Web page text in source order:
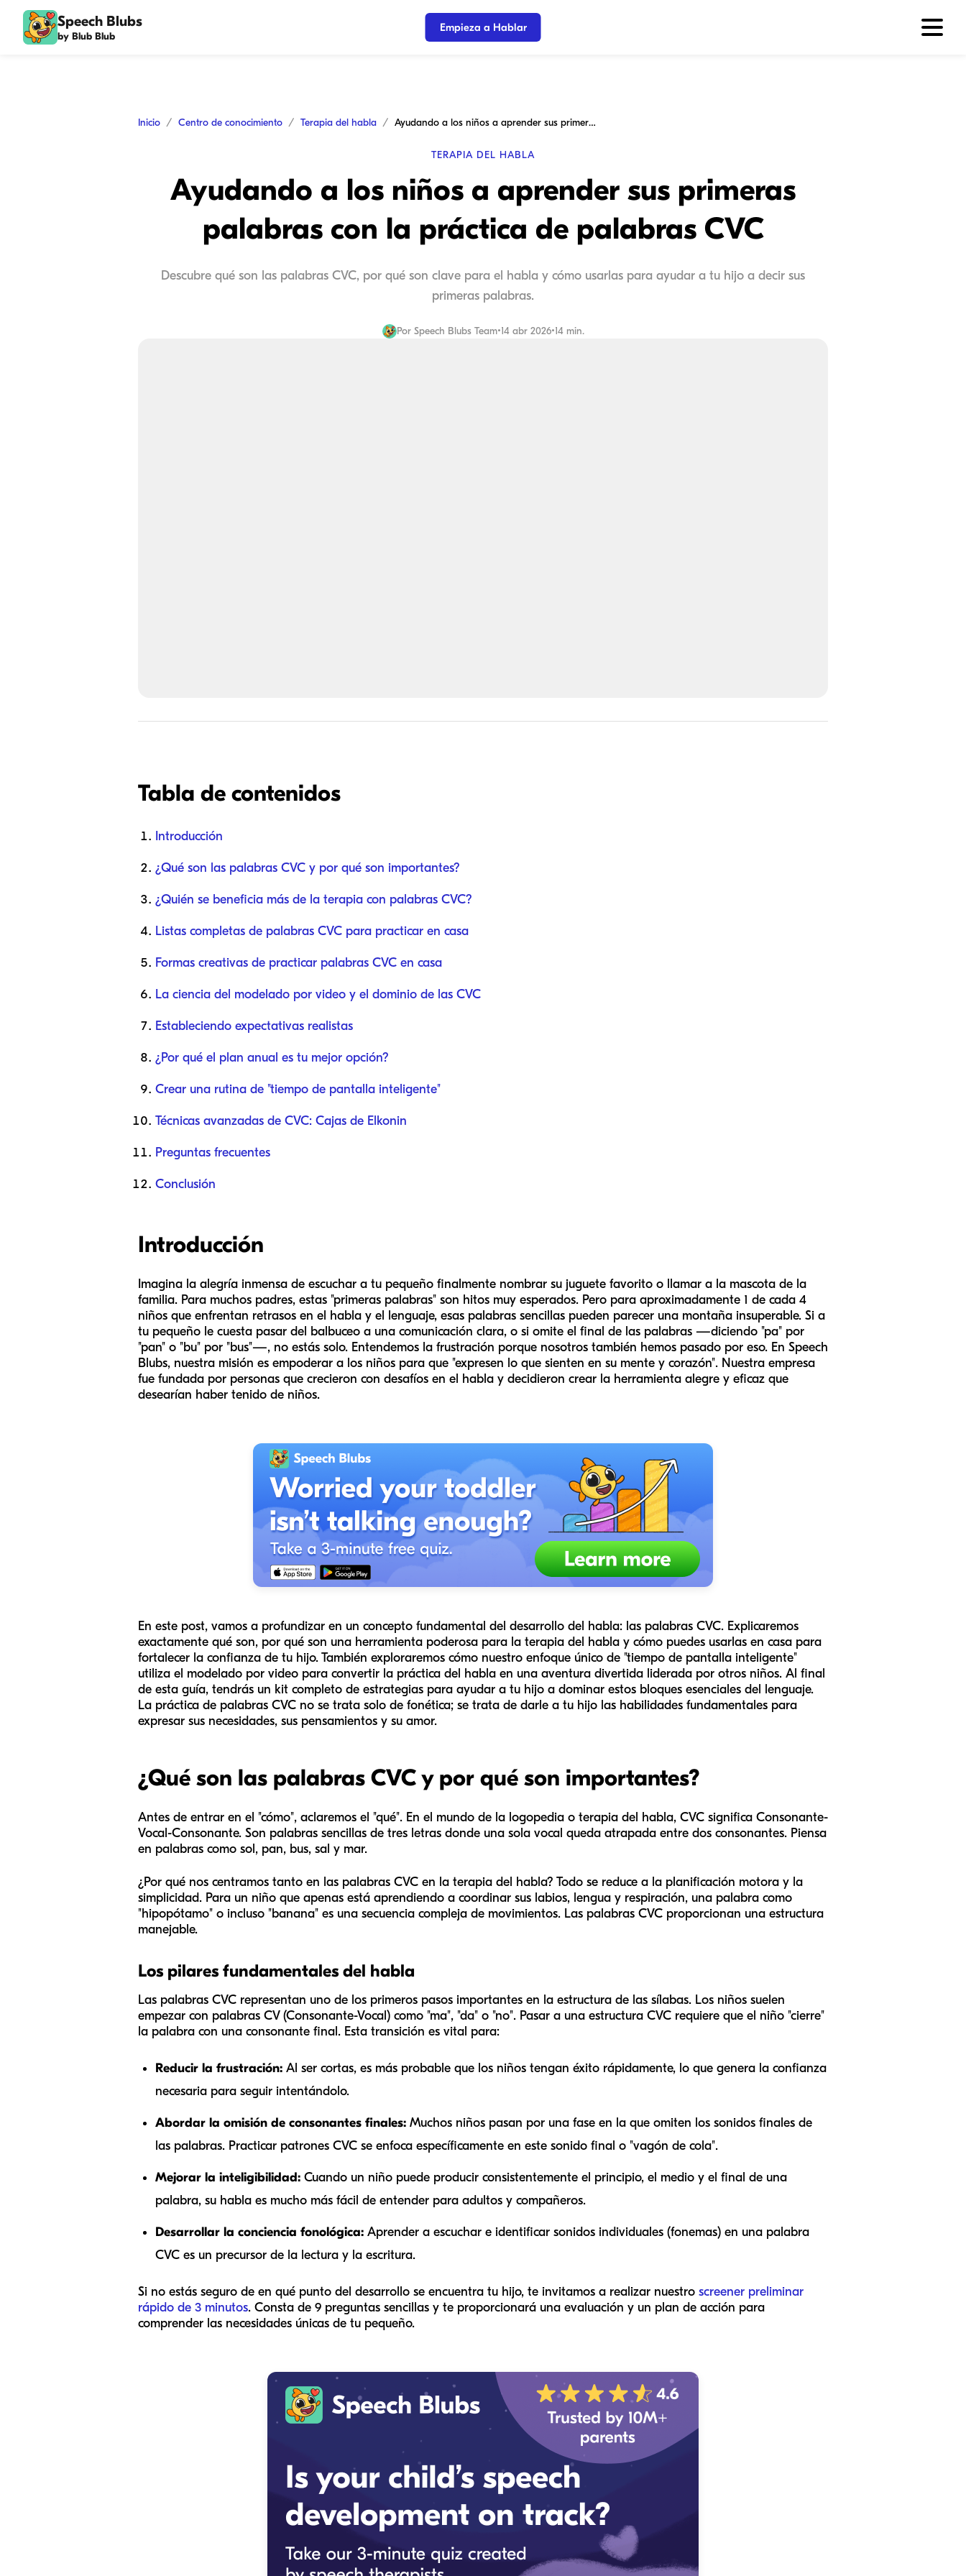
Speech Blubs
by Blub Blub
Empieza a Hablar
Inicio Centro de conocimiento Terapia del habla Ayudando a los niños a aprender sus primeras palabras con la práctica de palabras CVC
TERAPIA DEL HABLA
Ayudando a los niños a aprender sus primeras
palabras con la práctica de palabras CVC
Descubre qué son las palabras CVC, por qué son clave para el habla y cómo usarlas para ayudar a tu hijo a decir sus
primeras palabras.
Por Speech Blubs Team•14 abr 2026•14 min.
Tabla de contenidos
Introducción
¿Qué son las palabras CVC y por qué son importantes?
¿Quién se beneficia más de la terapia con palabras CVC?
Listas completas de palabras CVC para practicar en casa
Formas creativas de practicar palabras CVC en casa
La ciencia del modelado por video y el dominio de las CVC
Estableciendo expectativas realistas
¿Por qué el plan anual es tu mejor opción?
Crear una rutina de "tiempo de pantalla inteligente"
Técnicas avanzadas de CVC: Cajas de Elkonin
Preguntas frecuentes
Conclusión
Introducción
Imagina la alegría inmensa de escuchar a tu pequeño finalmente nombrar su juguete favorito o llamar a la mascota de la
familia. Para muchos padres, estas "primeras palabras" son hitos muy esperados. Pero para aproximadamente 1 de cada 4
niños que enfrentan retrasos en el habla y el lenguaje, esas palabras sencillas pueden parecer una montaña insuperable. Si a
tu pequeño le cuesta pasar del balbuceo a una comunicación clara, o si omite el final de las palabras —diciendo "pa" por
"pan" o "bu" por "bus"—, no estás solo. Entendemos la frustración porque nosotros también hemos pasado por eso. En Speech
Blubs, nuestra misión es empoderar a los niños para que "expresen lo que sienten en su mente y corazón". Nuestra empresa
fue fundada por personas que crecieron con desafíos en el habla y decidieron crear la herramienta alegre y eficaz que
desearían haber tenido de niños.
En este post, vamos a profundizar en un concepto fundamental del desarrollo del habla: las palabras CVC. Explicaremos
exactamente qué son, por qué son una herramienta poderosa para la terapia del habla y cómo puedes usarlas en casa para
fortalecer la confianza de tu hijo. También exploraremos cómo nuestro enfoque único de "tiempo de pantalla inteligente"
utiliza el modelado por video para convertir la práctica del habla en una aventura divertida liderada por otros niños. Al final
de esta guía, tendrás un kit completo de estrategias para ayudar a tu hijo a dominar estos bloques esenciales del lenguaje.
La práctica de palabras CVC no se trata solo de fonética; se trata de darle a tu hijo las habilidades fundamentales para
expresar sus necesidades, sus pensamientos y su amor.
¿Qué son las palabras CVC y por qué son importantes?
Antes de entrar en el "cómo", aclaremos el "qué". En el mundo de la logopedia o terapia del habla, CVC significa Consonante-
Vocal-Consonante. Son palabras sencillas de tres letras donde una sola vocal queda atrapada entre dos consonantes. Piensa
en palabras como sol, pan, bus, sal y mar.
¿Por qué nos centramos tanto en las palabras CVC en la terapia del habla? Todo se reduce a la planificación motora y la
simplicidad. Para un niño que apenas está aprendiendo a coordinar sus labios, lengua y respiración, una palabra como
"hipopótamo" o incluso "banana" es una secuencia compleja de movimientos. Las palabras CVC proporcionan una estructura
manejable.
Los pilares fundamentales del habla
Las palabras CVC representan uno de los primeros pasos importantes en la estructura de las sílabas. Los niños suelen
empezar con palabras CV (Consonante-Vocal) como "ma", "da" o "no". Pasar a una estructura CVC requiere que el niño "cierre"
la palabra con una consonante final. Esta transición es vital para:
Reducir la frustración: Al ser cortas, es más probable que los niños tengan éxito rápidamente, lo que genera la confianza
necesaria para seguir intentándolo.
Abordar la omisión de consonantes finales: Muchos niños pasan por una fase en la que omiten los sonidos finales de
las palabras. Practicar patrones CVC se enfoca específicamente en este sonido final o "vagón de cola".
Mejorar la inteligibilidad: Cuando un niño puede producir consistentemente el principio, el medio y el final de una
palabra, su habla es mucho más fácil de entender para adultos y compañeros.
Desarrollar la conciencia fonológica: Aprender a escuchar e identificar sonidos individuales (fonemas) en una palabra
CVC es un precursor de la lectura y la escritura.
Si no estás seguro de en qué punto del desarrollo se encuentra tu hijo, te invitamos a realizar nuestro screener preliminar
rápido de 3 minutos. Consta de 9 preguntas sencillas y te proporcionará una evaluación y un plan de acción para
comprender las necesidades únicas de tu pequeño.